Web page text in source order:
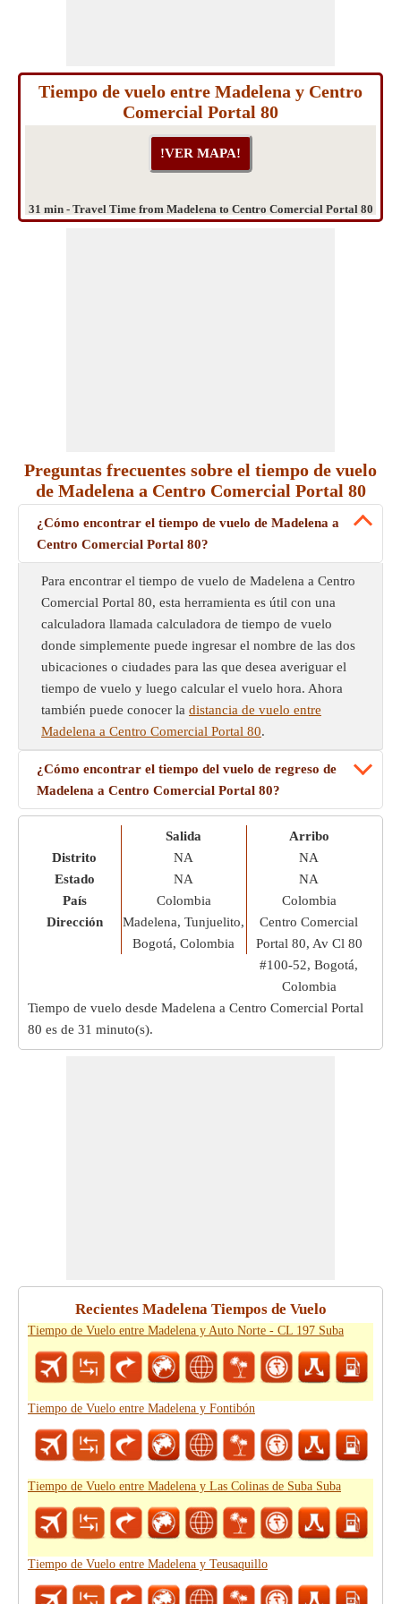
Tiempo de vuelo entre Madelena y Centro
Comercial Portal 80
31 min - Travel Time from Madelena to Centro Comercial Portal 80
Preguntas frecuentes sobre el tiempo de vuelo
de Madelena a Centro Comercial Portal 80
¿Cómo encontrar el tiempo de vuelo de Madelena a
Centro Comercial Portal 80?
Para encontrar el tiempo de vuelo de Madelena a Centro
Comercial Portal 80, esta herramienta es útil con una
calculadora llamada calculadora de tiempo de vuelo
donde simplemente puede ingresar el nombre de las dos
ubicaciones o ciudades para las que desea averiguar el
tiempo de vuelo y luego calcular el vuelo hora. Ahora
también puede conocer la distancia de vuelo entre
Madelena a Centro Comercial Portal 80.
¿Cómo encontrar el tiempo del vuelo de regreso de
Madelena a Centro Comercial Portal 80?
Distrito
Estado
País
Dirección
Salida
NA
NA
Colombia
Madelena, Tunjuelito,
Bogotá, Colombia
Arribo
NA
NA
Colombia
Centro Comercial
Portal 80, Av Cl 80
#100-52, Bogotá,
Colombia
Tiempo de vuelo desde Madelena a Centro Comercial Portal
80 es de 31 minuto(s).
Recientes Madelena Tiempos de Vuelo
Tiempo de Vuelo entre Madelena y Auto Norte - CL 197 Suba
Tiempo de Vuelo entre Madelena y Fontibón
Tiempo de Vuelo entre Madelena y Las Colinas de Suba Suba
Tiempo de Vuelo entre Madelena y Teusaquillo